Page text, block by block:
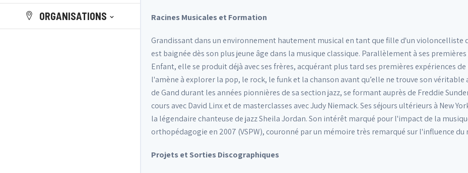
ORGANISATIONS Racines Musicales et Formation
Grandissant dans un environnement hautement musical en tant que fille d'un
est baignée dès son plus jeune âge dans la musique classique. Parallèlement à ses
Enfant, elle se produit déjà avec ses frères, acquérant plus tard ses premières expériences
l'amène à explorer la pop, le rock, le funk et la chanson avant qu’elle ne trouve son
de Gand durant les années pionnières de sa section jazz, se formant auprès de Freddie
cours avec David Linx et de masterclasses avec Judy Niemack. Ses séjours ultérieurs à New
la légendaire chanteuse de jazz Sheila Jordan. Son intérêt marqué pour l'impact de la
orthopédagogie en 2007 (VSPW), couronné par un mémoire très remarqué sur l'influence
Projets et Sorties Discographiques